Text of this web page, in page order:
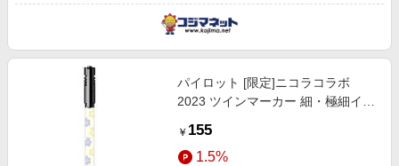
パイロット [限定]ニコラコラボ
2023 ツインマーカー 細・極細イエ
￥ 155
1.5%